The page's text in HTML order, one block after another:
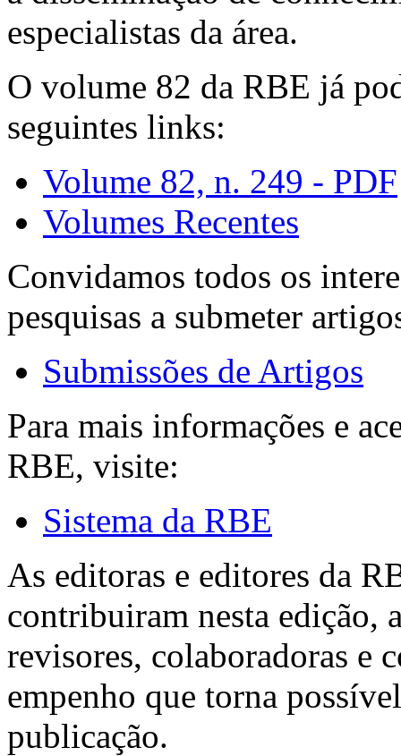
especialistas da área.
O volume 82 da RBE já
seguintes links:
Volume 82, n. 249 - PDF
Volumes Recentes
Convidamos todos os
pesquisas a submeter
Submissões de Artigos
Para mais informações e
RBE, visite:
Sistema da RBE
As editoras e editores da
contribuiram nesta edição,
revisores, colaboradoras e
empenho que torna
publicação.